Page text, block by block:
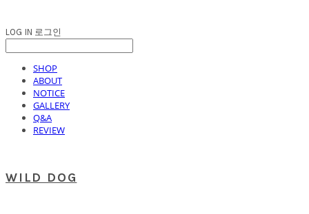
LOG IN 로그인
SHOP
ABOUT
NOTICE
GALLERY
Q&A
REVIEW
WILD DOG